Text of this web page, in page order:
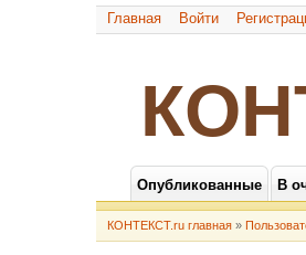
Главная Войти
Опубликованные В
КОНТЕКСТ.ru главная »